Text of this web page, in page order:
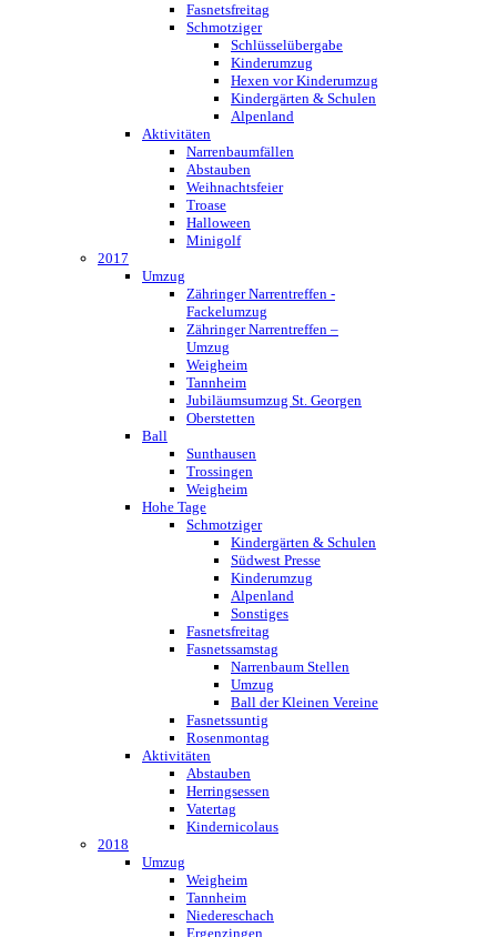
Fasnetsfreitag
Schmotziger
Schlüsselübergabe
Kinderumzug
Hexen vor Kinderumzug
Kindergärten & Schulen
Alpenland
Aktivitäten
Narrenbaumfällen
Abstauben
Weihnachtsfeier
Troase
Halloween
Minigolf
2017
Umzug
Zähringer Narrentreffen -
Fackelumzug
Zähringer Narrentreffen –
Umzug
Weigheim
Tannheim
Jubiläumsumzug St. Georgen
Oberstetten
Ball
Sunthausen
Trossingen
Weigheim
Hohe Tage
Schmotziger
Kindergärten & Schulen
Südwest Presse
Kinderumzug
Alpenland
Sonstiges
Fasnetsfreitag
Fasnetssamstag
Narrenbaum Stellen
Umzug
Ball der Kleinen Vereine
Fasnetssuntig
Rosenmontag
Aktivitäten
Abstauben
Herringsessen
Vatertag
Kindernicolaus
2018
Umzug
Weigheim
Tannheim
Niedereschach
Ergenzingen